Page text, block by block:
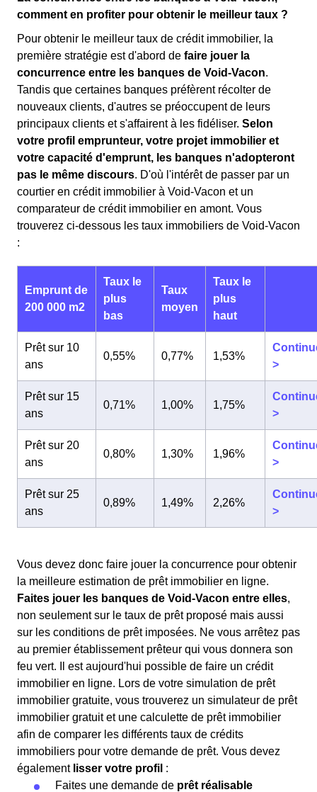
comment en profiter pour obtenir le meilleur taux ?
Pour obtenir le meilleur taux de crédit immobilier, la
première stratégie est d'abord de faire jouer la
concurrence entre les banques de Void-Vacon.
Tandis que certaines banques préfèrent récolter de
nouveaux clients, d'autres se préoccupent de leurs
principaux clients et s'affairent à les fidéliser. Selon
votre profil emprunteur, votre projet immobilier et
votre capacité d'emprunt, les banques n'adopteront
pas le même discours. D'où l'intérêt de passer par un
courtier en crédit immobilier à Void-Vacon et un
comparateur de crédit immobilier en amont. Vous
trouverez ci-dessous les taux immobiliers de Void-Vacon
:
Emprunt de
200 000 m2
Taux le
plus
bas
Taux
moyen
Taux le
plus
haut
Prêt sur 10
ans
0,55% 0,77% 1,53%
>
Prêt sur 15
ans
0,71% 1,00% 1,75%
>
Prêt sur 20
ans
0,80% 1,30% 1,96%
>
Prêt sur 25
ans
0,89% 1,49% 2,26%
>
Vous devez donc faire jouer la concurrence pour obtenir
la meilleure estimation de prêt immobilier en ligne.
Faites jouer les banques de Void-Vacon entre elles,
non seulement sur le taux de prêt proposé mais aussi
sur les conditions de prêt imposées. Ne vous arrêtez pas
au premier établissement prêteur qui vous donnera son
feu vert. Il est aujourd'hui possible de faire un crédit
immobilier en ligne. Lors de votre simulation de prêt
immobilier gratuite, vous trouverez un simulateur de prêt
immobilier gratuit et une calculette de prêt immobilier
afin de comparer les différents taux de crédits
immobiliers pour votre demande de prêt. Vous devez
également lisser votre profil :
Faites une demande de prêt réalisable